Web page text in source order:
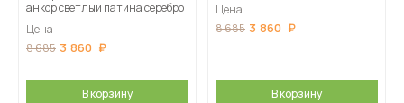
анкор светлый патина серебро
Цена
8 685 3 860
В корзину
Цена
8 685 3 860
В корзину